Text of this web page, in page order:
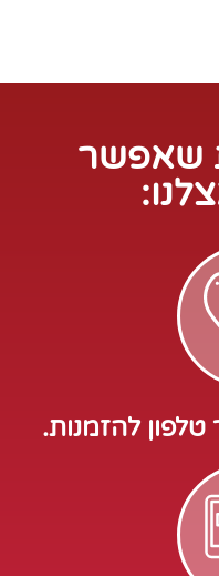
שאפשר
להזמנות.